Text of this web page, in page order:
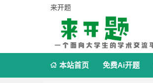
来开题
 本站首页 免费Ai开题